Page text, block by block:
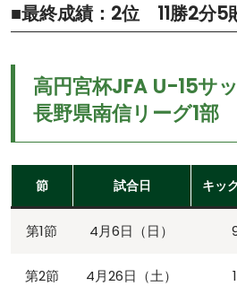
■最終成績：2位 11勝2分5
高円宮杯JFA U-15サ
長野県南信リーグ1部
節 試合日 キッ
第1節 4月6日（日）
第2節 4月26日（土）